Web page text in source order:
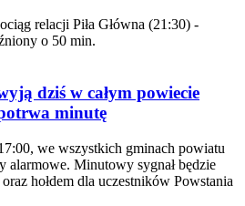
relacji Piła Główna (21:30) -
o 50 min.
dziś w całym powiecie
minutę
we wszystkich gminach powiatu
alarmowe. Minutowy sygnał będzie
hołdem dla uczestników Powstania